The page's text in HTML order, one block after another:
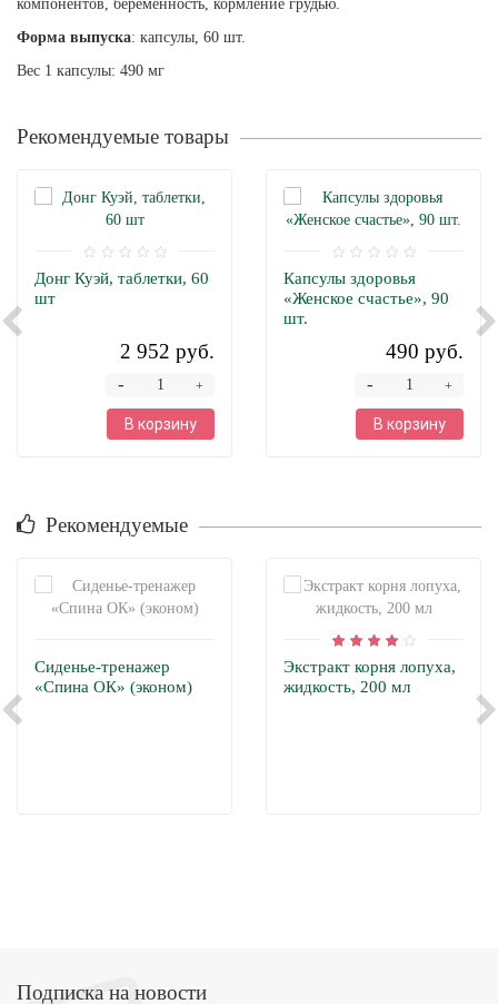
компонентов, беременность, кормление грудью.
Форма выпуска: капсулы, 60 шт.
Вес 1 капсулы: 490 мг
Рекомендуемые товары
Донг Куэй, таблетки, 60
шт
2 952 руб.
+
-
В корзину
Капсулы здоровья
«Женское счастье», 90
шт.
490 руб.
+
-
В корзину
Рекомендуемые
Сиденье-тренажер
«Спина ОК» (эконом)
Экстракт корня лопуха,
жидкость, 200 мл
Подписка на новости